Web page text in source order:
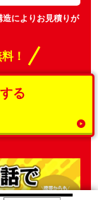
によりお見積りが
！
する